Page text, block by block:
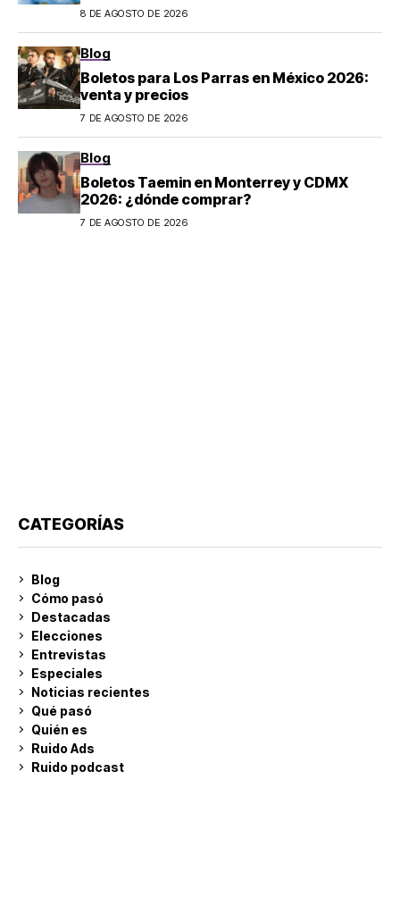
8 DE AGOSTO DE 2026
Blog
Boletos para Los Parras en México 2026:
venta y precios
7 DE AGOSTO DE 2026
Blog
Boletos Taemin en Monterrey y CDMX
2026: ¿dónde comprar?
7 DE AGOSTO DE 2026
CATEGORÍAS
Blog
Cómo pasó
Destacadas
Elecciones
Entrevistas
Especiales
Noticias recientes
Qué pasó
Quién es
Ruido Ads
Ruido podcast